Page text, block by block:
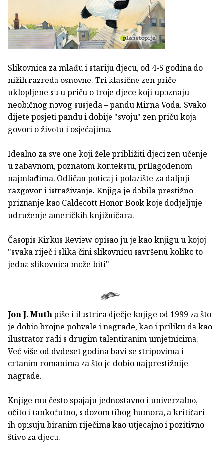
Slikovnica za mlađu i stariju djecu, od 4-5 godina do
nižih razreda osnovne. Tri klasične zen priče
uklopljene su u priču o troje djece koji upoznaju
neobičnog novog susjeda – pandu Mirna Voda. Svako
dijete posjeti pandu i dobije "svoju" zen priču koja
govori o životu i osjećajima.
Idealno za sve one koji žele približiti djeci zen učenje
u zabavnom, poznatom kontekstu, prilagođenom
najmlađima. Odličan poticaj i polazište za daljnji
razgovor i istraživanje. Knjiga je dobila prestižno
priznanje kao Caldecott Honor Book koje dodjeljuje
udruženje američkih knjižničara.
Časopis Kirkus Review opisao ju je kao knjigu u kojoj
"svaka riječ i slika čini slikovnicu savršenu koliko to
jedna slikovnica može biti".
Jon J. Muthpiše i ilustrira dječje knjige od 1999 za što
je dobio brojne pohvale i nagrade, kao i priliku da kao
ilustrator radi s drugim talentiranim umjetnicima.
Već više od dvdeset godina bavi se stripovima i
crtanim romanima za što je dobio najprestižnije
nagrade.
Knjige mu često spajaju jednostavno i univerzalno,
očito i tankoćutno, s dozom tihog humora, a kritičari
ih opisuju biranim riječima kao utjecajno i pozitivno
štivo za djecu.